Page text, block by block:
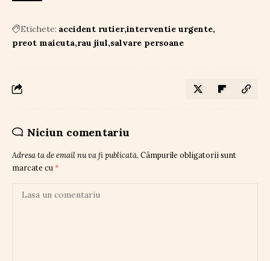
Etichete: accident rutier interventie urgente
preot maicuta rau jiul salvare persoane
Niciun comentariu
Adresa ta de email nu va fi publicată. Câmpurile obligatorii sunt
marcate cu *